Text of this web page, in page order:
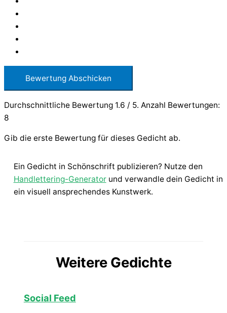
Bewertung Abschicken
Durchschnittliche Bewertung 1.6 / 5. Anzahl Bewertungen:
8
Gib die erste Bewertung für dieses Gedicht ab.
Ein Gedicht in Schönschrift publizieren? Nutze den
Handlettering-Generatorund verwandle dein Gedicht in
ein visuell ansprechendes Kunstwerk.
Weitere Gedichte
Social Feed